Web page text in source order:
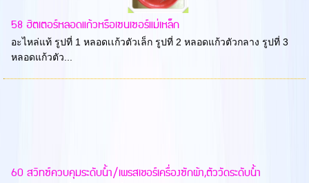
58 ฮิตเตอร์หลอดแก้วหรือเซนเซอร์แม่เหล็ก
อะไหล่แท้ รูปที่ 1 หลอดเเก้วตัวเล็ก รูปที่ 2 หลอดแก้วตัวกลาง รูปที่ 3
หลอดแก้วตัว...
60 สวิทซ์ควบคุมระดับน้ำ/เพรสเชอร์เครื่องซักผ้า,ตัววัดระดับน้ำ